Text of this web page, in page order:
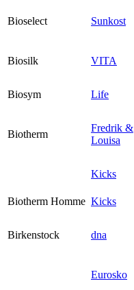
Bioselect Sunkost
Biosilk VITA
Biosym
Life
Biotherm
Fredrik &
Louisa
Kicks
Biotherm Homme Kicks
Birkenstock dna
Eurosko